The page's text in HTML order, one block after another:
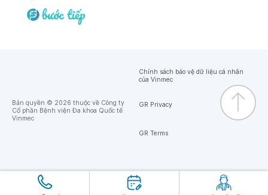
Bản quyền © 2026 thuộc về Công ty
Cổ phần Bệnh viện Đa khoa Quốc tế
Vinmec
Chính sách bảo vệ dữ liệu cá nhân
của Vinmec
GR Privacy
GR Terms